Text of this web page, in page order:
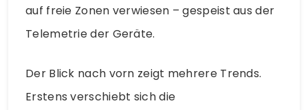
auf freie Zonen verwiesen – gespeist aus der
Telemetrie der Geräte.
Der Blick nach vorn zeigt mehrere Trends.
Erstens verschiebt sich die